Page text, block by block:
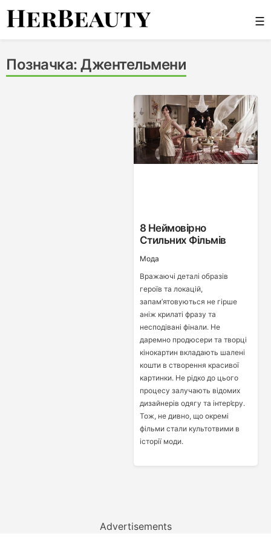
Skip
☰
Позначка: Джентельмени
8 Неймовірно
Стильних Фільмів
Мода
Вражаючі деталі образів
героїв та локацій,
запам’ятовуються не гірше
аніж крилаті фразу та
несподівані фінали. Не
даремно продюсери та творці
кінокартин вкладають шалені
кошти в створення красивої
картинки. Не рідко до цього
процесу залучають відомих
дизайнерів одягу та інтер’єру.
Тож, не дивно, що окремі
фільми стали культотвими в
історії моди.
Advertisements